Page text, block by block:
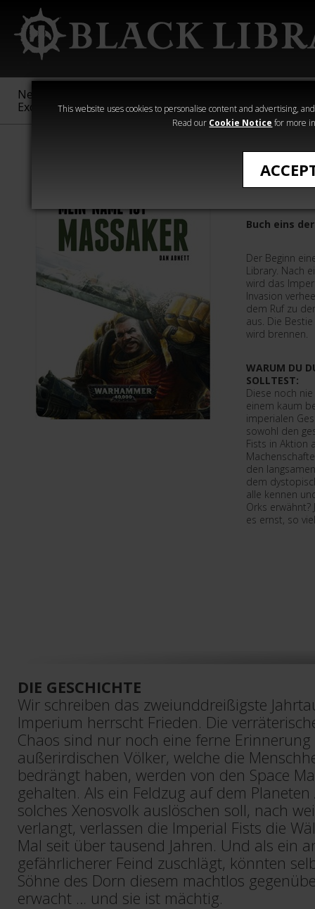
This website uses cookies to personalise content and advertising,
Read our Cookie Notice for more
New &
Exclusive
Sigmar
40,000
Heresy
Mein
Buch eins
Der Beginn
Library. Nach
wird das
Invasion
dem Ruf zu
aus. Die
wird brennen.
WARUM DU
SOLLTEST:
Diese noch
einem kaum
imperialen
sowohl den
Fists in Aktion
den
dem
alle kennen
Orks erwähnt?
es ernst, so
DIE GESCHICHTE
Wir schreiben das zweiunddreißigste
Imperium herrscht Frieden. Die
Chaos sind nur noch eine ferne
außerirdischen Völker, welche die
bedrängt haben, werden von den Space
gehalten. Als ein Feldzug auf dem
solches Xenosvolk auslöschen soll, nach
verlangt, verlassen die Imperial Fists die
Mal seit über tausend Jahren. Und als ein
gefährlicherer Feind zuschlägt, könnten
Söhne des Dorn diesem machtlos
erwacht … und sie ist mächtig.